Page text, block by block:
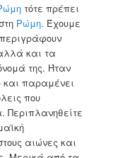
τότε πρέπει
Ρώμη. Έχουμε
και τα
της. Ήταν
και παραμένει
που
Περιπλανηθείτε
αιώνες και